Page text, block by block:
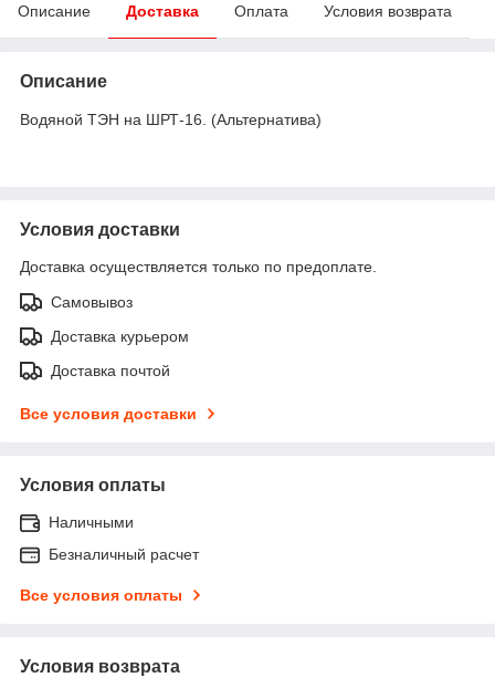
Описание Доставка Оплата Условия возврата
Описание
Водяной ТЭН на ШРТ-16. (Альтернатива)
Условия доставки
Доставка осуществляется только по предоплате.
Самовывоз
Доставка курьером
Доставка почтой
Все условия доставки
Условия оплаты
Наличными
Безналичный расчет
Все условия оплаты
Условия возврата